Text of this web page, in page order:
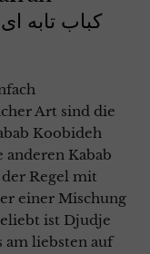
Art sind die
Koobideh
anderen Kabab
Regel mit
einer Mischung
ist Djudje
am liebsten auf